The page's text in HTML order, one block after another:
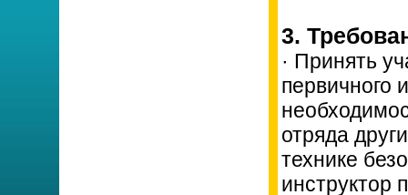
3.
· Принять
первичного
отряда
технике
инструктор